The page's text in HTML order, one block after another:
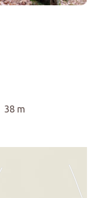
38 m